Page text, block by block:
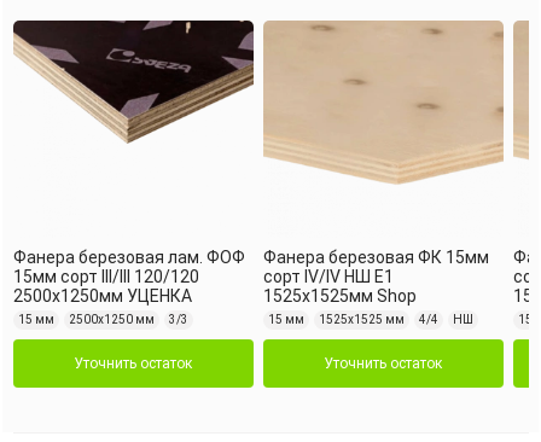
Фанера березовая лам. ФОФ
15мм сорт III/III 120/120
2500х1250мм УЦЕНКА
15 мм 2500х1250 мм 3/3
Уточнить остаток
Фанера березовая ФК 15мм
сорт IV/IV НШ Е1
1525х1525мм Shop
15 мм 1525х1525 мм 4/4 НШ
Уточнить остаток
15